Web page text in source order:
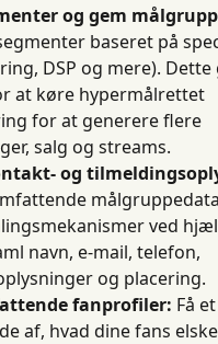
og gem
baseret på
DSP og mere).
at køre hypermålrettet
for at generere flere
salg og streams.
og
ved
navn, e-mail, telefon,
og placering.
fanprofiler: Få et
af, hvad dine fans